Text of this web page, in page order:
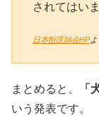
されてはい
日本獣医師会HPよ
まとめると、 「
いう発表です。